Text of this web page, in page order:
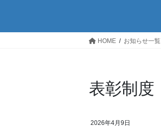
HOME お知らせ一覧
表彰制度
2026年4月9日